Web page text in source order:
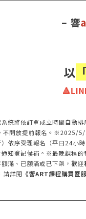
– 響
以
統將依訂單成立時間自動
不開放提前報名。※2025/
依序受理報名（平日24小
知登記候補。※最晚課程
滿、已額滿或已下架，歡迎
請詳閱 《響ART課程購買暨